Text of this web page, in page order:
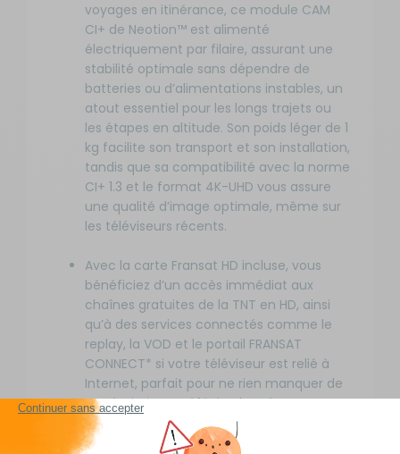
voyages en itinérance, ce module CAM
CI+ de Neotion™ est alimenté
électriquement par filaire, assurant une
stabilité optimale sans dépendre de
batteries ou d’alimentations instables, un
atout essentiel pour les longs trajets ou
les étapes en altitude. Son poids léger de 1
kg facilite son transport et son installation,
tandis que sa compatibilité avec la norme
CI+ 1.3 et le format 4K-UHD vous assure
une qualité d’image optimale, même sur
les téléviseurs récents.
Avec la carte Fransat HD incluse, vous
bénéficiez d’un accès immédiat aux
chaînes gratuites de la TNT en HD, ainsi
qu’à des services connectés comme le
replay, la VOD et le portail FRANSAT
CONNECT* si votre téléviseur est relié à
Internet, parfait pour ne rien manquer de
vos émissions préférées lors de vos
pauses en camping. La durée de vie de la
carte est de 4 ans, et le module est